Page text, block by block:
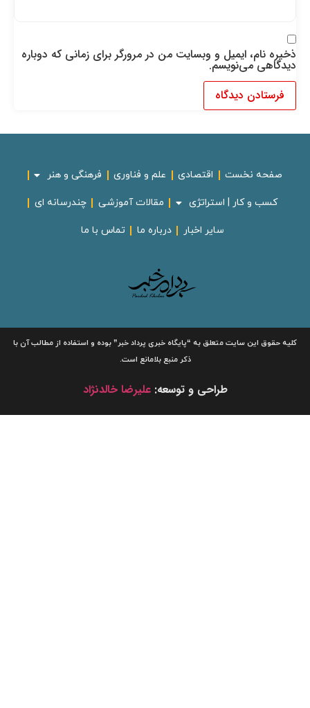
ذخیره نام، ایمیل و وبسایت من در مرورگر برای زمانی که دوباره
دیدگاهی می‌نویسم.
صفحه نخست اقتصادی علم و فناوری فرهنگی و هنر
کسب و کار | استراتژی مقالات آموزشی چندرسانه ای
سایر اخبار درباره ما تماس با ما
کلیه حقوق این سایت متعلق به“پایگاه خبریپرداد خبر”بوده و استفاده از مطالب آن با
ذکر منبع بلامانع است.
طراحی و توسعه:علیرضا خالدنژاد